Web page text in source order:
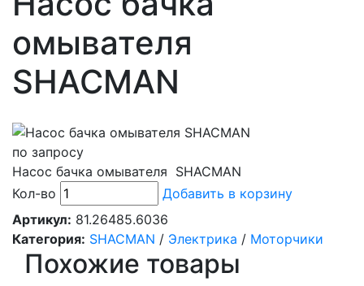
омывателя
SHACMAN
по запросу
Насос бачка омывателя SHACMAN
Кол-во
Добавить в корзину
Артикул: 81.26485.6036
Категория: SHACMAN / Электрика / Моторчики
Похожие товары